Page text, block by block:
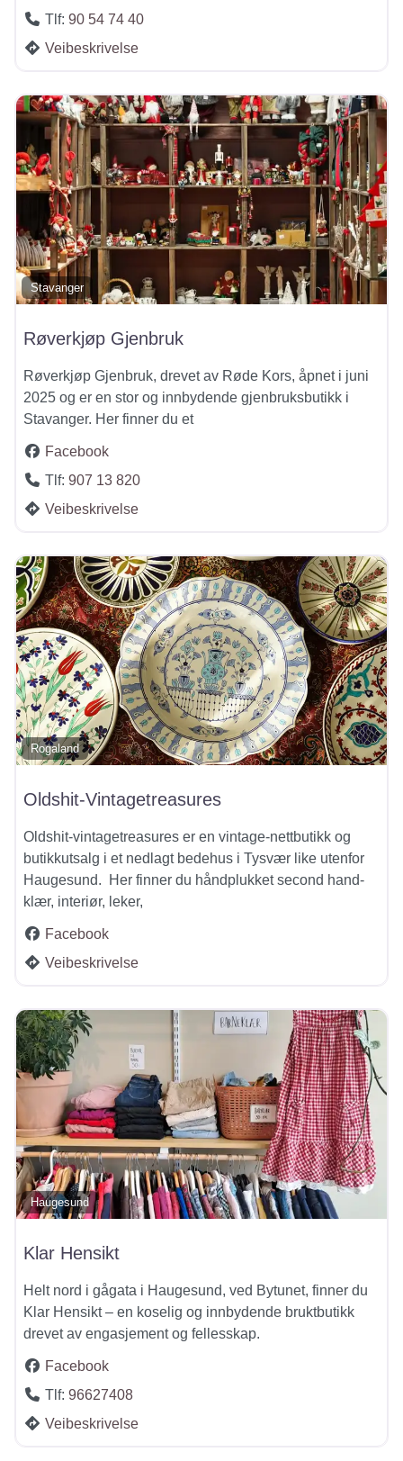
Tlf: 90 54 74 40
Veibeskrivelse
Stavanger
Røverkjøp Gjenbruk
Røverkjøp Gjenbruk, drevet av Røde Kors, åpnet i juni
2025 og er en stor og innbydende gjenbruksbutikk i
Stavanger. Her finner du et
Facebook
Tlf: 907 13 820
Veibeskrivelse
Rogaland
Oldshit-Vintagetreasures
Oldshit-vintagetreasures er en vintage-nettbutikk og
butikkutsalg i et nedlagt bedehus i Tysvær like utenfor
Haugesund. Her finner du håndplukket second hand-
klær, interiør, leker,
Facebook
Veibeskrivelse
Haugesund
Klar Hensikt
Helt nord i gågata i Haugesund, ved Bytunet, finner du
Klar Hensikt – en koselig og innbydende bruktbutikk
drevet av engasjement og fellesskap.
Facebook
Tlf: 96627408
Veibeskrivelse